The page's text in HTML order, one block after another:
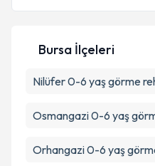
Metni'ni okudum
Bursa İlçeleri
Nilüfer0-6 yaş görme
Osmangazi0-6 yaş
Orhangazi0-6 yaş